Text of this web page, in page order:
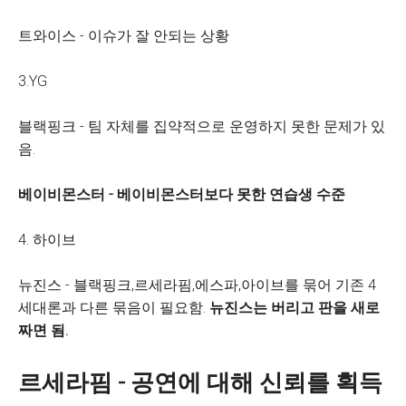
트와이스 - 이슈가 잘 안되는 상황
3.YG
블랙핑크 - 팀 자체를 집약적으로 운영하지 못한 문제가 있
음.
베이비몬스터 - 베이비몬스터보다 못한 연습생 수준
4. 하이브
뉴진스 - 블랙핑크,르세라핌,에스파,아이브를 묶어 기존 4
세대론과 다른 묶음이 필요함. 뉴진스는 버리고 판을 새로
짜면 됨.
르세라핌 - 공연에 대해 신뢰를 획득